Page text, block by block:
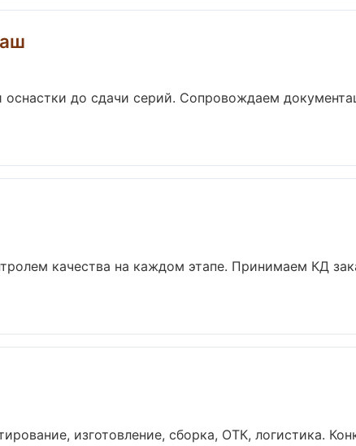
до сдачи серий. Сопровождаем
качества на каждом этапе. Принимаем КД
изготовление, сборка, ОТК, логистика.